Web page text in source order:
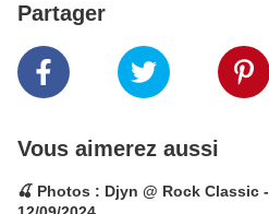
Partager
Vous aimerez aussi
🍒 Photos : Djyn @ Rock Classic -